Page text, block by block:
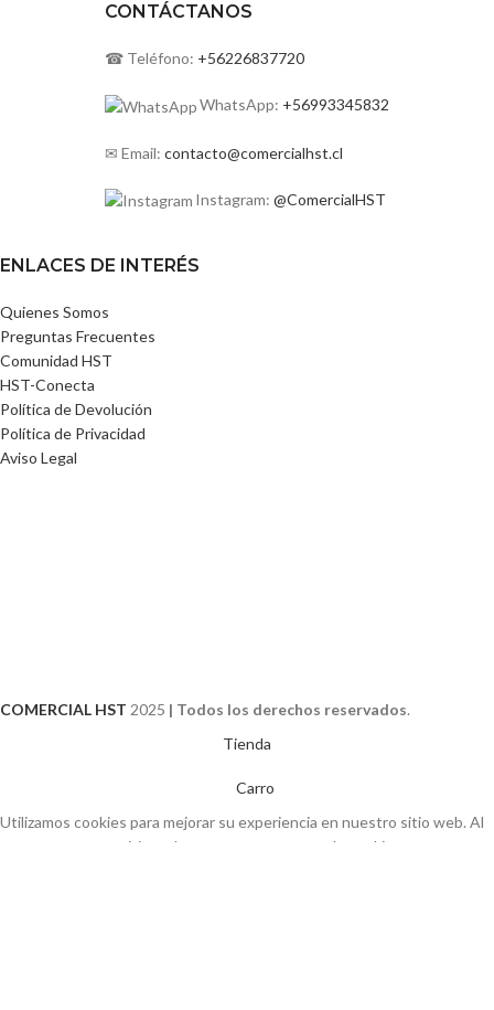
CONTÁCTANOS
☎ Teléfono: +56226837720
WhatsApp: +56993345832
✉ Email: contacto@comercialhst.cl
Instagram: @ComercialHST
ENLACES DE INTERÉS
Quienes Somos
Preguntas Frecuentes
Comunidad HST
HST-Conecta
Política de Devolución
Política de Privacidad
Aviso Legal
COMERCIAL HST 2025 | Todos los derechos reservados.
Tienda
Carro
Utilizamos cookies para mejorar su experiencia en nuestro sitio web. Al
navegar por este sitio web, acepta nuestro uso de cookies.